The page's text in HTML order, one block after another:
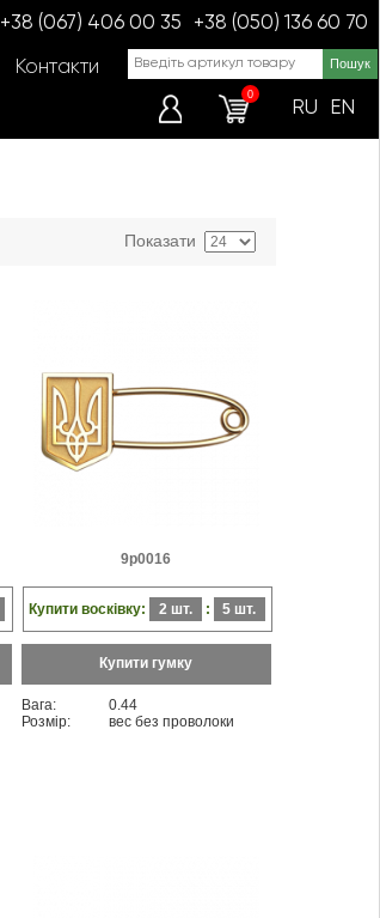
Контакти
+38 (067) 406 00 35 +38 (050) 136 60 70
0
RU EN
Показати
9p0016
Купити восківку: 2 шт. : 5 шт.
Купити гумку
Вага:
0.44
Розмір:
вес без проволоки